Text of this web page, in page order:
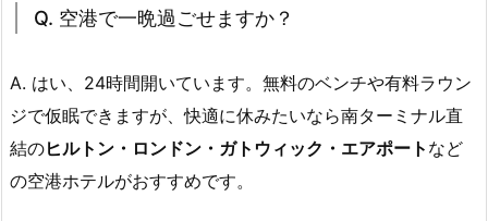
Q. 空港で一晩過ごせますか？
A. はい、24時間開いています。無料のベンチや有料ラウン
ジで仮眠できますが、快適に休みたいなら南ターミナル直
結のヒルトン・ロンドン・ガトウィック・エアポート など
の空港ホテルがおすすめです。